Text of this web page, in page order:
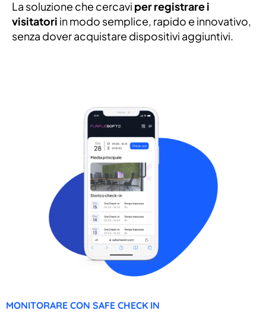
La soluzione che cercavi per registrare i
visitatori in modo semplice, rapido e innovativo,
senza dover acquistare dispositivi aggiuntivi.
MONITORARE CON SAFE CHECK IN